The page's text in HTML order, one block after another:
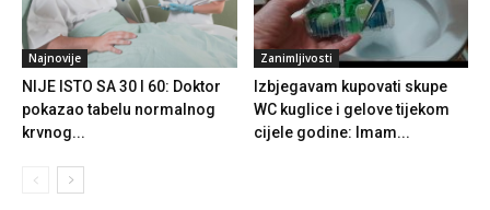
Najnovije
NIJE ISTO SA 30 I 60: Doktor
pokazao tabelu normalnog
krvnog...
Zanimljivosti
Izbjegavam kupovati skupe
WC kuglice i gelove tijekom
cijele godine: Imam...